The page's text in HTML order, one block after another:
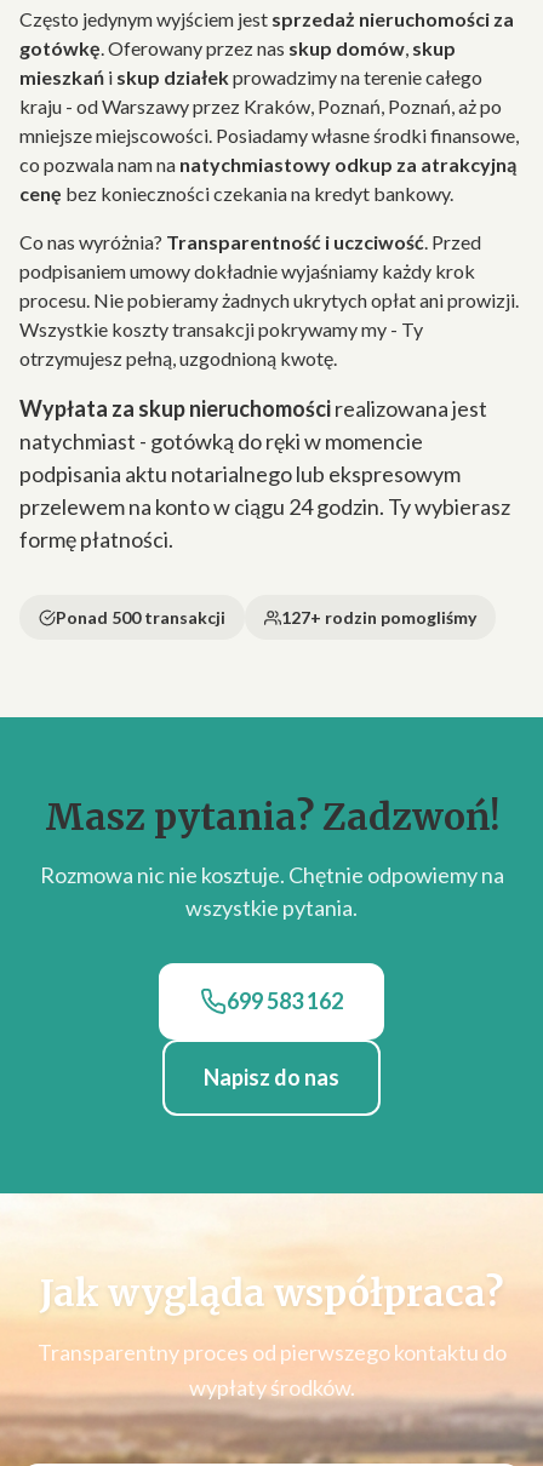
Często jedynym wyjściem jest sprzedaż nieruchomości za
gotówkę. Oferowany przez nas skup domów, skup
mieszkań i skup działekprowadzimy na terenie całego
kraju - od Warszawy przez Kraków, Poznań, Poznań, aż po
mniejsze miejscowości. Posiadamy własne środki finansowe,
co pozwala nam na natychmiastowy odkup za atrakcyjną
cenę bez konieczności czekania na kredyt bankowy.
Co nas wyróżnia? Transparentność i uczciwość. Przed
podpisaniem umowy dokładnie wyjaśniamy każdy krok
procesu. Nie pobieramy żadnych ukrytych opłat ani prowizji.
Wszystkie koszty transakcji pokrywamy my - Ty
otrzymujesz pełną, uzgodnioną kwotę.
Wypłata za skup nieruchomościrealizowana jest
natychmiast - gotówką do ręki w momencie
podpisania aktu notarialnego lub ekspresowym
przelewem na konto w ciągu 24 godzin. Ty wybierasz
formę płatności.
Ponad 500 transakcji 127+ rodzin pomogliśmy
Masz pytania? Zadzwoń!
Rozmowa nic nie kosztuje. Chętnie odpowiemy na
wszystkie pytania.
699 583 162
Napisz do nas
Jak wygląda współpraca?
Transparentny proces od pierwszego kontaktu do
wypłaty środków.